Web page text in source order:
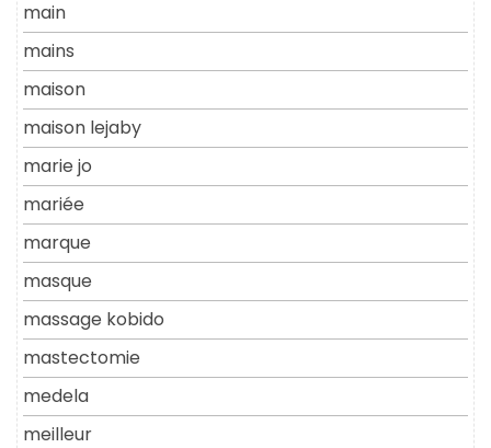
main
mains
maison
maison lejaby
marie jo
mariée
marque
masque
massage kobido
mastectomie
medela
meilleur